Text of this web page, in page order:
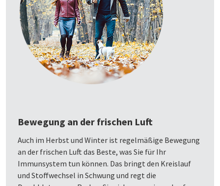
Bewegung an der frischen Luft
Auch im Herbst und Winter ist regelmäßige Bewegung
an der frischen Luft das Beste, was Sie für Ihr
Immunsystem tun können. Das bringt den Kreislauf
und Stoffwechsel in Schwung und regt die